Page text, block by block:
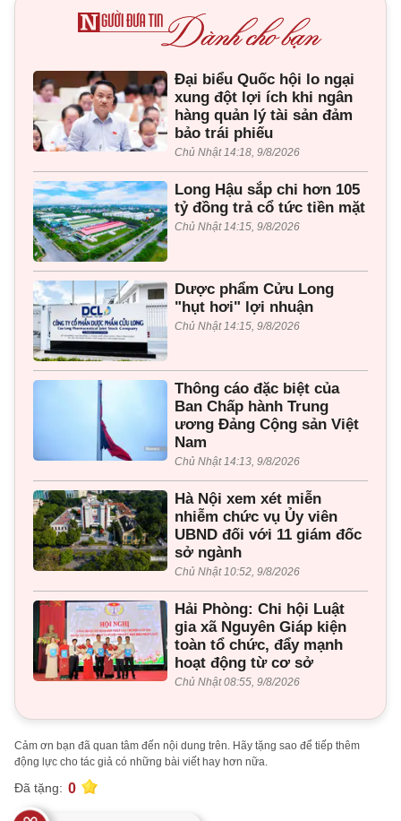
Đại biểu Quốc hội lo ngại
xung đột lợi ích khi ngân
hàng quản lý tài sản đảm
bảo trái phiếu
Chủ Nhật 14:18, 9/8/2026
Long Hậu sắp chi hơn 105
tỷ đồng trả cổ tức tiền mặt
Chủ Nhật 14:15, 9/8/2026
Dược phẩm Cửu Long
"hụt hơi" lợi nhuận
Chủ Nhật 14:15, 9/8/2026
Thông cáo đặc biệt của
Ban Chấp hành Trung
ương Đảng Cộng sản Việt
Nam
Chủ Nhật 14:13, 9/8/2026
Hà Nội xem xét miễn
nhiễm chức vụ Ủy viên
UBND đối với 11 giám đốc
sở ngành
Chủ Nhật 10:52, 9/8/2026
Hải Phòng: Chi hội Luật
gia xã Nguyên Giáp kiện
toàn tổ chức, đẩy mạnh
hoạt động từ cơ sở
Chủ Nhật 08:55, 9/8/2026
Cảm ơn bạn đã quan tâm đến nội dung trên. Hãy tặng sao để tiếp thêm
động lực cho tác giả có những bài viết hay hơn nữa.
Đã tặng: 0